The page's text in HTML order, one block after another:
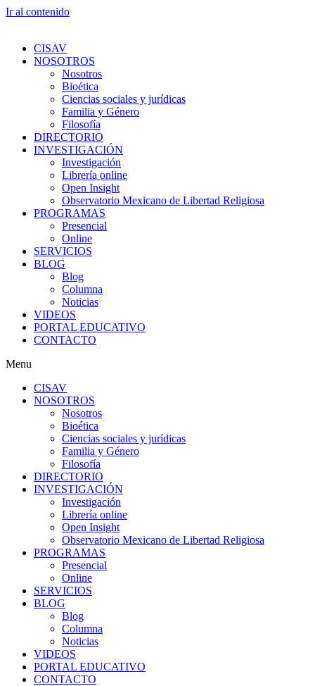
Ir al contenido
CISAV
NOSOTROS
Nosotros
Bioética
Ciencias sociales y jurídicas
Familia y Género
Filosofía
DIRECTORIO
INVESTIGACIÓN
Investigación
Librería online
Open Insight
Observatorio Mexicano de Libertad Religiosa
PROGRAMAS
Presencial
Online
SERVICIOS
BLOG
Blog
Columna
Noticias
VIDEOS
PORTAL EDUCATIVO
CONTACTO
Menu
CISAV
NOSOTROS
Nosotros
Bioética
Ciencias sociales y jurídicas
Familia y Género
Filosofía
DIRECTORIO
INVESTIGACIÓN
Investigación
Librería online
Open Insight
Observatorio Mexicano de Libertad Religiosa
PROGRAMAS
Presencial
Online
SERVICIOS
BLOG
Blog
Columna
Noticias
VIDEOS
PORTAL EDUCATIVO
CONTACTO